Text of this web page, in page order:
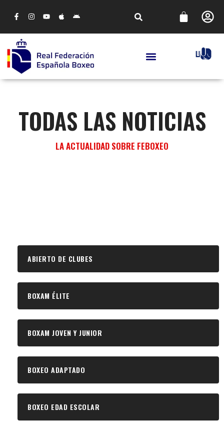
TODAS LAS NOTICIAS
LA ACTUALIDAD SOBRE FEBOXEO
ABIERTO DE CLUBES
BOXAM ÉLITE
BOXAM JOVEN Y JUNIOR
BOXEO ADAPTADO
BOXEO EDAD ESCOLAR